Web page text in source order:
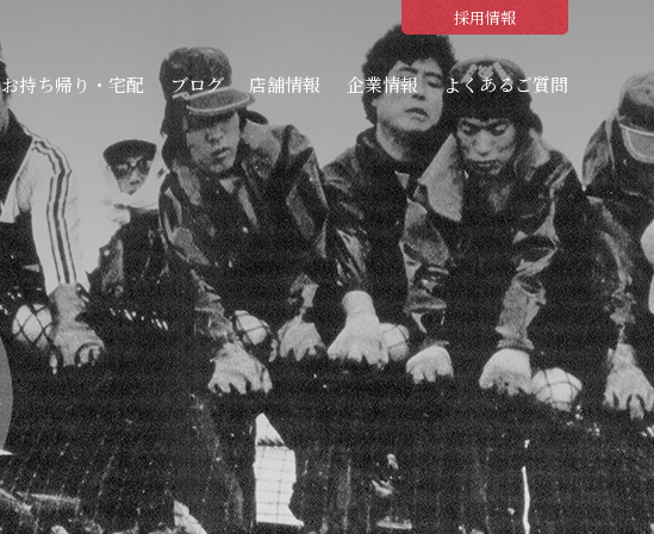
採用情報
お持ち帰り・宅配 ブログ 店舗情報 企業情報 よくあるご質問